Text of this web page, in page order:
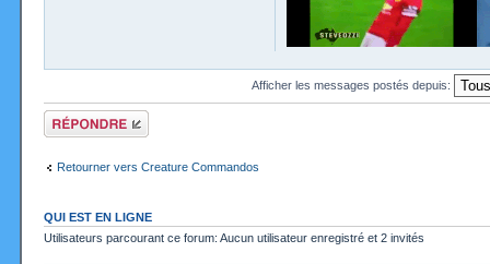
Afficher les messages postés depuis:
Répondre
Retourner vers Creature Commandos
QUI EST EN LIGNE
Utilisateurs parcourant ce forum: Aucun utilisateur enregistré et 2 invités